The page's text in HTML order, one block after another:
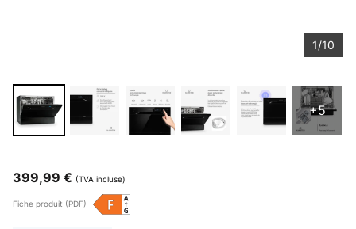
1/10
+5
399,99 € (TVA incluse)
Fiche produit (PDF)